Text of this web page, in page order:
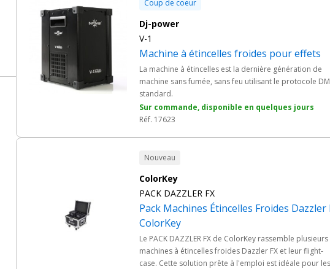
Coup de coeur
Dj-power
V-1
Machine à étincelles froides pour effets
La machine à étincelles est la dernière génération de
machine sans fumée, sans feu utilisant le protocole
standard.
Sur commande, disponible en quelques jours
Réf. 17623
Nouveau
ColorKey
PACK DAZZLER FX
Pack Machines Étincelles Froides Dazzler
ColorKey
Le PACK DAZZLER FX de ColorKey rassemble plusieurs
machines à étincelles froides Dazzler FX et leur flight-
case. Cette solution prête à l'emploi est idéale pour les